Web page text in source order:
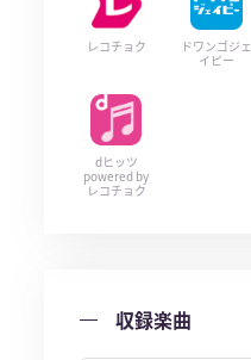
レコチョク
ドワンゴジェ
イピー
dヒッツ
powered by
レコチョク
収録楽曲